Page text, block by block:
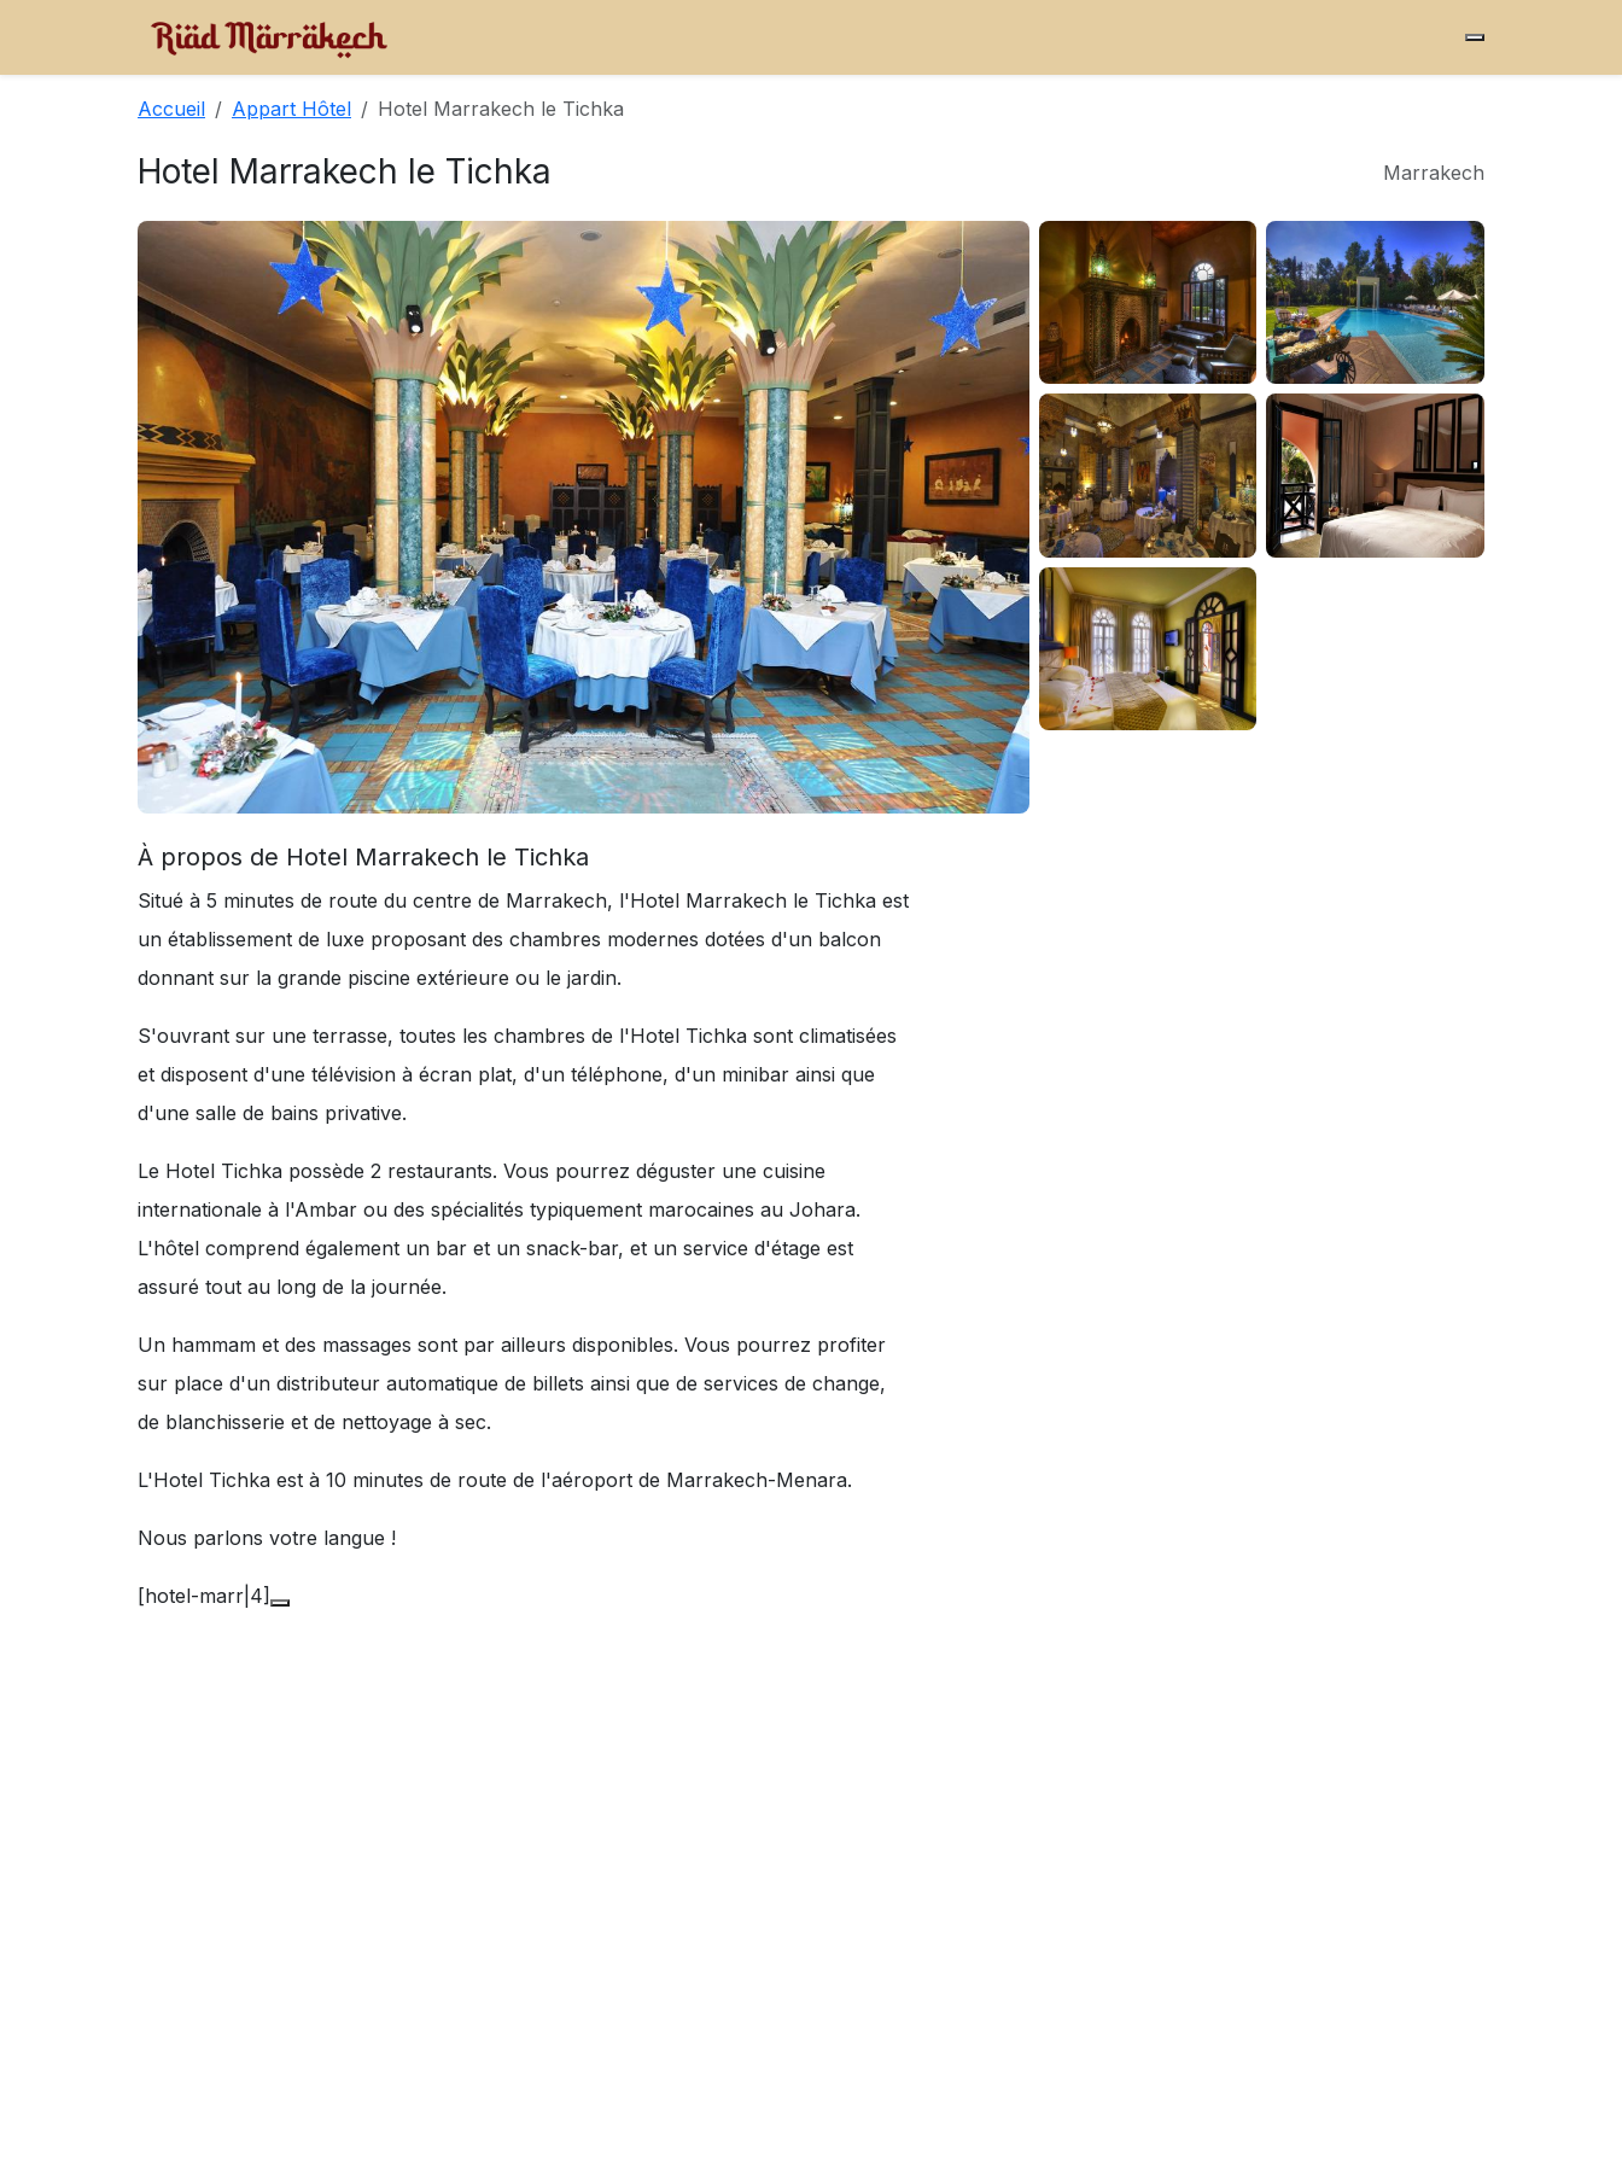
Accueil Appart Hôtel Hotel Marrakech le Tichka
Hotel Marrakech le Tichka Marrakech
À propos de Hotel Marrakech le Tichka
Situé à 5 minutes de route du centre de Marrakech, l'Hotel Marrakech le Tichka est
un établissement de luxe proposant des chambres modernes dotées d'un balcon
donnant sur la grande piscine extérieure ou le jardin.
S'ouvrant sur une terrasse, toutes les chambres de l'Hotel Tichka sont climatisées
et disposent d'une télévision à écran plat, d'un téléphone, d'un minibar ainsi que
d'une salle de bains privative.
Le Hotel Tichka possède 2 restaurants. Vous pourrez déguster une cuisine
internationale à l'Ambar ou des spécialités typiquement marocaines au Johara.
L'hôtel comprend également un bar et un snack-bar, et un service d'étage est
assuré tout au long de la journée.
Un hammam et des massages sont par ailleurs disponibles. Vous pourrez profiter
sur place d'un distributeur automatique de billets ainsi que de services de change,
de blanchisserie et de nettoyage à sec.
L'Hotel Tichka est à 10 minutes de route de l'aéroport de Marrakech-Menara.
Nous parlons votre langue !
[hotel-marr|4]